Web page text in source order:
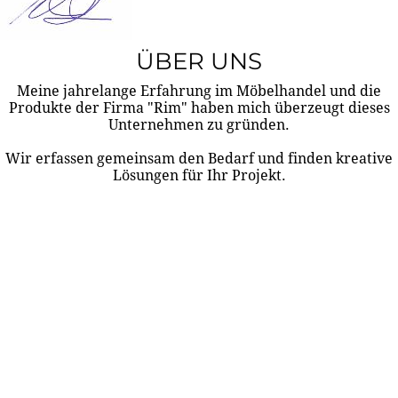
ÜBER UNS
Meine jahrelange Erfahrung im Möbelhandel und die
Produkte der Firma "Rim" haben mich überzeugt dieses
Unternehmen zu gründen.
Wir erfassen gemeinsam den Bedarf und finden kreative
Lösungen für Ihr Projekt.